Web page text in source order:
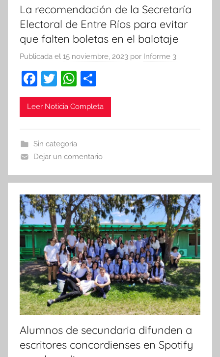
La recomendación de la Secretaría
Electoral de Entre Ríos para evitar
que falten boletas en el balotaje
Publicada el 15 noviembre, 2023 por Informe 3
F
a
c
b
o
o
k
T
w
itt
W
h
at
A
p
p
o
m
tir
Leer Noticia Completa
Sin categoría
Dejar un comentario
Alumnos de secundaria difunden a
escritores concordienses en Spotify